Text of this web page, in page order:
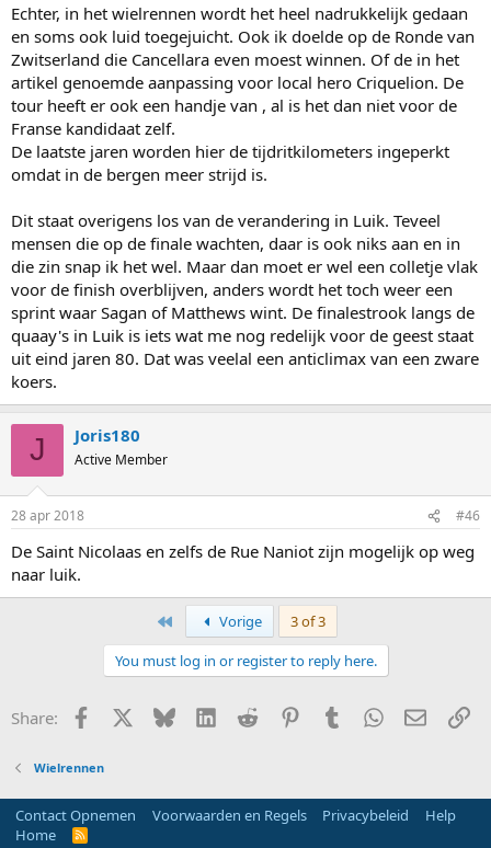
Echter, in het wielrennen wordt het heel nadrukkelijk gedaan
en soms ook luid toegejuicht. Ook ik doelde op de Ronde van
Zwitserland die Cancellara even moest winnen. Of de in het
artikel genoemde aanpassing voor local hero Criquelion. De
tour heeft er ook een handje van , al is het dan niet voor de
Franse kandidaat zelf.
De laatste jaren worden hier de tijdritkilometers ingeperkt
omdat in de bergen meer strijd is.
Dit staat overigens los van de verandering in Luik. Teveel
mensen die op de finale wachten, daar is ook niks aan en in
die zin snap ik het wel. Maar dan moet er wel een colletje vlak
voor de finish overblijven, anders wordt het toch weer een
sprint waar Sagan of Matthews wint. De finalestrook langs de
quaay's in Luik is iets wat me nog redelijk voor de geest staat
uit eind jaren 80. Dat was veelal een anticlimax van een zware
koers.
J Joris180
Active Member
28 apr 2018 #46
De Saint Nicolaas en zelfs de Rue Naniot zijn mogelijk op weg
naar luik.
Vorige
3 of 3
You must log in or register to reply here.
Share: Facebook Bluesky LinkedInReddit PinterestTumblrWhatsApp
E-mail
Wielrennen
Contact Opnemen Voorwaarden en Regels Privacybeleid
Help
Home
R